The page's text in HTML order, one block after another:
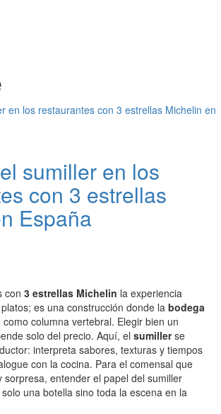
sumiller en los
con 3 estrellas
España
con 3 estrellas Michelin la experiencia
es una construcción donde la bodega
columna vertebral. Elegir bien un
solo del precio. Aquí, el sumillerse
interpreta sabores, texturas y tiempos
con la cocina. Para el comensal que
sorpresa, entender el papel del sumiller
una botella sino toda la escena en la